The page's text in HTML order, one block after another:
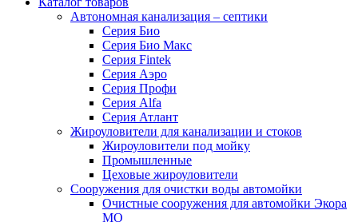
Автономная канализация – септики
Серия Био
Серия Био Макс
Серия Fintek
Серия Аэро
Серия Профи
Серия Alfa
Серия Атлант
Жироуловители для канализации и стоков
Жироуловители под мойку
Промышленные
Цеховые жироуловители
Сооружения для очистки воды автомойки
Очистные сооружения для автомойки Экора
МО